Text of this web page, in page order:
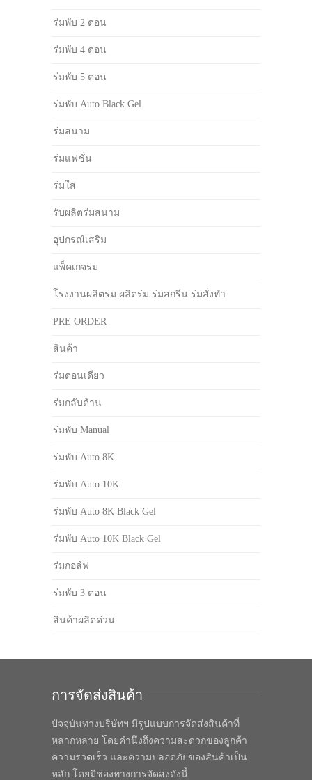
ร่มพับ 2 ตอน
ร่มพับ 4 ตอน
ร่มพับ 5 ตอน
ร่มพับ Auto Black Gel
ร่มสนาม
ร่มแฟชั่น
ร่มใส
รับผลิตร่มสนาม
อุปกรณ์เสริม
แพ็คเกจร่ม
โรงงานผลิตร่ม ผลิตร่ม ร่มสกรีน ร่มสั่งทำ
PRE ORDER
สินค้า
ร่มตอนเดียว
ร่มกลับด้าน
ร่มพับ Manual
ร่มพับ Auto 8K
ร่มพับ Auto 10K
ร่มพับ Auto 8K Black Gel
ร่มพับ Auto 10K Black Gel
ร่มกอล์ฟ
ร่มพับ 3 ตอน
สินค้าผลิตด่วน
การจัดส่งสินค้า
ปัจจุบันทางบริษัทฯ มีรูปแบบการจัดส่งสินค้าที่
หลากหลาย โดยคำนึงถึงความสะดวกของลูกค้า
ความรวดเร็ว และความปลอดภัยของสินค้าเป็น
หลัก โดยมีช่องทางการจัดส่งดังนี้